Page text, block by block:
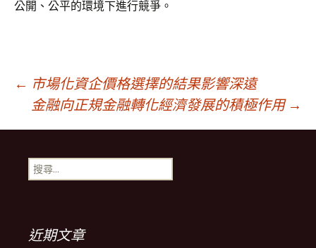
公開、公平的環境下進行競爭。
文
章
導
覽
← 市場化資企價格選擇的結果影響深遠
金融向正規金融轉化經濟發展的積極作用 →
搜
尋
近期文章